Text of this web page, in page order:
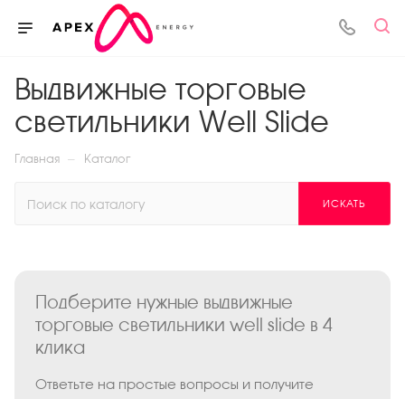
Выдвижные торговые
светильники Well Slide
Главная — Каталог
ИСКАТЬ
Подберите нужные выдвижные
торговые светильники well slide в 4
клика
Ответьте на простые вопросы и получите